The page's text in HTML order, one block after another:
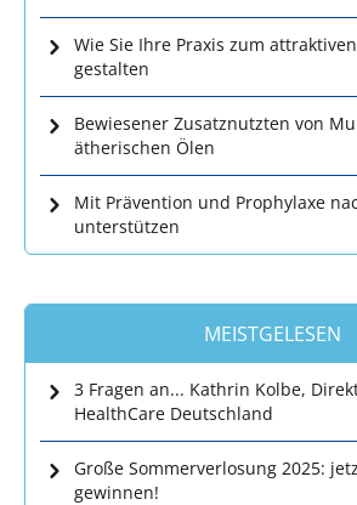
Wie Sie Ihre Praxis zum
gestalten
Bewiesener Zusatznutzten von
ätherischen Ölen
Mit Prävention und Prophylaxe
unterstützen
MEISTGELESEN
3 Fragen an... Kathrin Kolbe,
HealthCare Deutschland
Große Sommerverlosung 2025:
gewinnen!